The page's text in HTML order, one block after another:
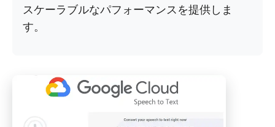
スケーラブルなパフォーマンスを提供しま
す。